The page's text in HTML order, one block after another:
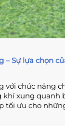
– Sự lựa chọn
với chức năng
khí xung quanh
tối ưu cho
thống phun